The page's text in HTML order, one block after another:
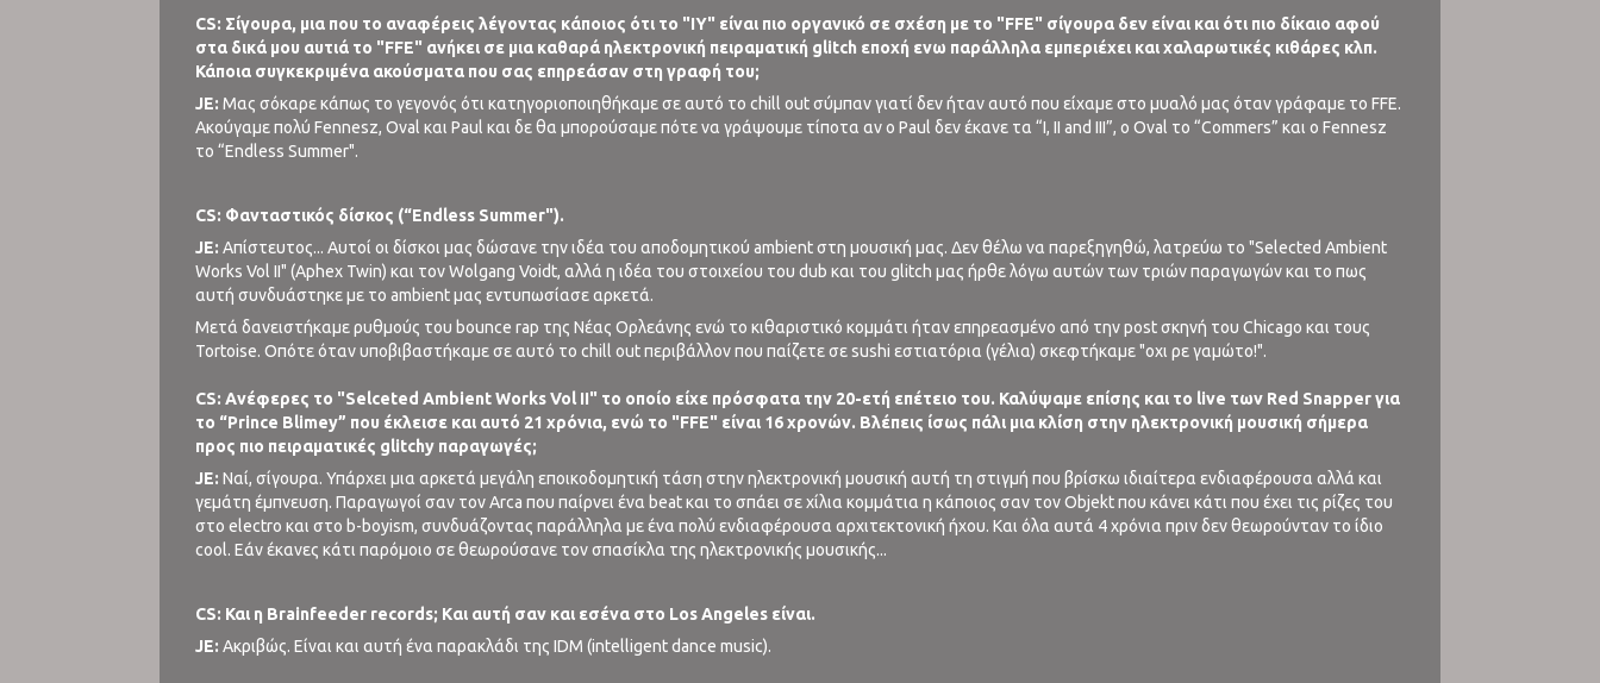
CS: Σίγουρα, μια που το αναφέρεις λέγοντας κάποιος ότι το "IY" είναι πιο οργανικό σε σχέση με το "FFE" σίγουρα δεν είναι και ότι πιο δίκαιο αφού
στα δικά μου αυτιά το "FFE" ανήκει σε μια καθαρά ηλεκτρονική πειραματική glitch εποχή ενω παράλληλα εμπεριέχει και χαλαρωτικές κιθάρες κλπ.
Κάποια συγκεκριμένα ακούσματα που σας επηρεάσαν στη γραφή του;
JE: Μας σόκαρε κάπως το γεγονός ότι κατηγοριοποιηθήκαμε σε αυτό το chill out σύμπαν γιατί δεν ήταν αυτό που είχαμε στο μυαλό μας όταν γράφαμε το FFE.
Aκούγαμε πολύ Fennesz, Oval και Paul και δε θα μπορούσαμε πότε να γράψουμε τίποτα αν ο Paul δεν έκανε τα “I, II and III”, ο Oval το “Commers” και ο Fennesz
το “Endless Summer".
CS: Φανταστικός δίσκος (“Endless Summer").
JE: Απίστευτος... Αυτοί οι δίσκοι μας δώσανε την ιδέα του αποδομητικού ambient στη μουσική μας. Δεν θέλω να παρεξηγηθώ, λατρεύω το "Selected Ambient
Works Vol II" (Aphex Twin) και τον Wolgang Voidt, αλλά η ιδέα του στοιχείου του dub και του glitch μας ήρθε λόγω αυτών των τριών παραγωγών και το πως
αυτή συνδυάστηκε με το ambient μας εντυπωσίασε αρκετά.
Μετά δανειστήκαμε ρυθμούς του bounce rap της Νέας Ορλεάνης ενώ το κιθαριστικό κομμάτι ήταν επηρεασμένο από την post σκηνή του Chicago και τους
Tortoise. Οπότε όταν υποβιβαστήκαμε σε αυτό το chill out περιβάλλον που παίζετε σε sushi εστιατόρια (γέλια) σκεφτήκαμε "οχι ρε γαμώτο!".
CS: Ανέφερες το "Selceted Ambient Works Vol II" το οποίο είχε πρόσφατα την 20-ετή επέτειο του. Καλύψαμε επίσης και το live των Red Snapper για
το “Prince Blimey” που έκλεισε και αυτό 21 χρόνια, ενώ το "FFE" είναι 16 χρονών. Βλέπεις ίσως πάλι μια κλίση στην ηλεκτρονική μουσική σήμερα
προς πιο πειραματικές glitchy παραγωγές;
JE: Ναί, σίγουρα. Υπάρχει μια αρκετά μεγάλη εποικοδομητική τάση στην ηλεκτρονική μουσική αυτή τη στιγμή που βρίσκω ιδιαίτερα ενδιαφέρουσα αλλά και
γεμάτη έμπνευση. Παραγωγοί σαν τον Arca που παίρνει ένα beat και το σπάει σε χίλια κομμάτια η κάποιος σαν τον Objekt που κάνει κάτι που έχει τις ρίζες του
στο electro και στο b-boyism, συνδυάζοντας παράλληλα με ένα πολύ ενδιαφέρουσα αρχιτεκτονική ήχου. Και όλα αυτά 4 χρόνια πριν δεν θεωρούνταν το ίδιο
cool. Εάν έκανες κάτι παρόμοιο σε θεωρούσανε τον σπασίκλα της ηλεκτρονικής μουσικής...
CS: Και η Brainfeeder records; Kαι αυτή σαν και εσένα στο Los Angeles είναι.
JE: Ακριβώς. Είναι και αυτή ένα παρακλάδι της IDM (intelligent dance music).